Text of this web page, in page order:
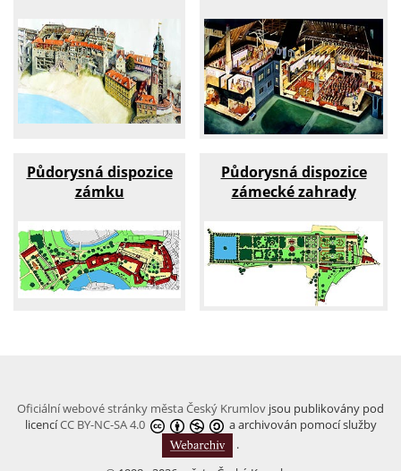
Půdorysná dispozice
zámku
Půdorysná dispozice
zámecké zahrady
Oficiální webové stránky města Český Krumlov jsou publikovány pod
licencíCC BY-NC-SA 4.0
a archivován pomocí služby
.